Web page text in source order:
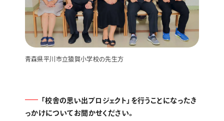
青森県平川市立猿賀小学校の先生方
「校舎の思い出プロジェクト」を行うことになったき
っかけについてお聞かせください。